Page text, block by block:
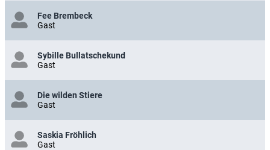
Fee Brembeck
Gast
Sybille Bullatschekund
Gast
Die wilden Stiere
Gast
Saskia Fröhlich
Gast